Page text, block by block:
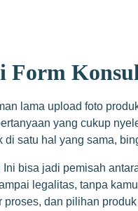
Form
lama upload foto
yang cukup
satu hal yang sama,
bisa jadi pemisah
legalitas, tanpa
dan pilihan